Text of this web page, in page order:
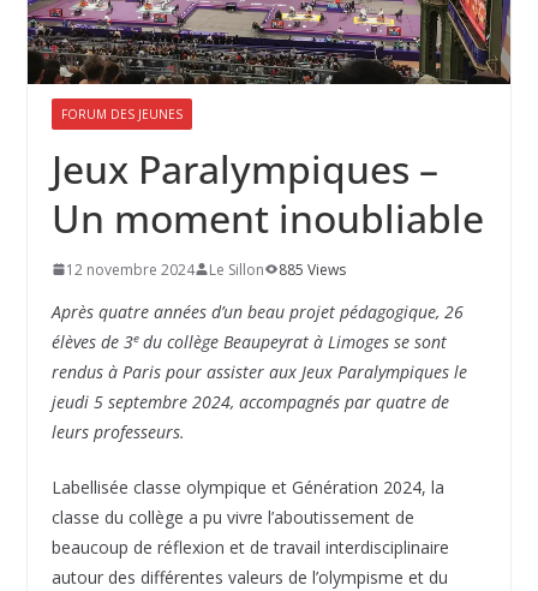
FORUM DES JEUNES
Jeux Paralympiques –
Un moment inoubliable
12 novembre 2024 Le Sillon 885 Views
Après quatre années d’un beau projet pédagogique, 26
élèves de 3e du collège Beaupeyrat à Limoges se sont
rendus à Paris pour assister aux Jeux Paralympiques le
jeudi 5 septembre 2024, accompagnés par quatre de
leurs professeurs.
Labellisée classe olympique et Génération 2024, la
classe du collège a pu vivre l’aboutissement de
beaucoup de réflexion et de travail interdisciplinaire
autour des différentes valeurs de l’olympisme et du